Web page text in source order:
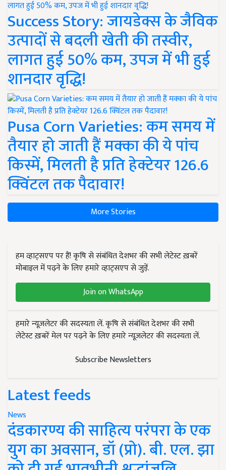
Success Story: जायडेक्स के जैविक
उत्पादों से बदली खेती की तस्वीर,
लागत हुई 50% कम, उपज में भी हुई
शानदार वृद्धि!
Pusa Corn Varieties: कम समय में
तैयार हो जाती हैं मक्का की ये पांच
किस्में, मिलती है प्रति हेक्टेयर 126.6
क्विंटल तक पैदावार!
More Stories
हम व्हाट्सएप पर हैं! कृषि से संबंधित देशभर की सभी लेटेस्ट ख़बरें
मोबाइल में पढ़ने के लिए हमारे व्हाट्सएप से जुड़ें.
Join on WhatsApp
हमारे न्यूज़लेटर की सदस्यता लें. कृषि से संबंधित देशभर की सभी
लेटेस्ट ख़बरें मेल पर पढ़ने के लिए हमारे न्यूज़लेटर की सदस्यता लें.
Subscribe Newsletters
Latest feeds
News
दंडकारण्य की साहित्य परंपरा के एक
युग का अवसान, डॉ (प्रो). बी. एल. झा